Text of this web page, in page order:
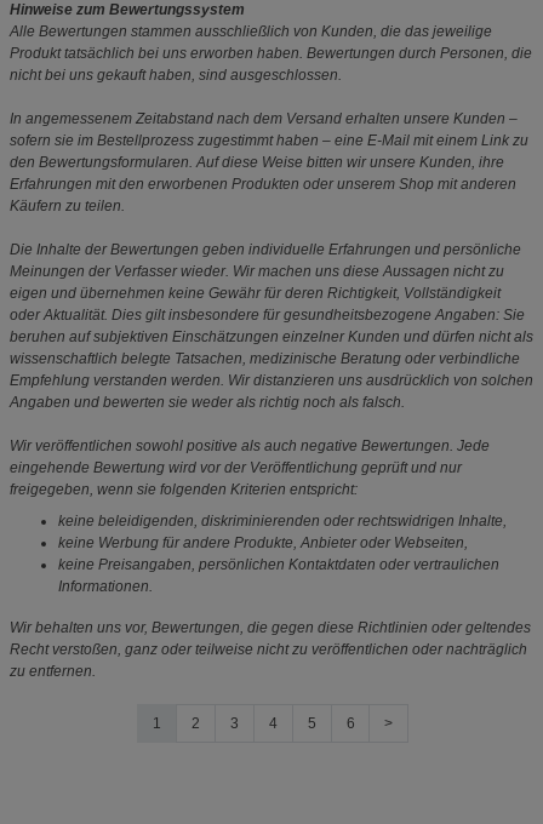
Hinweise zum Bewertungssystem
Alle Bewertungen stammen ausschließlich von Kunden, die das jeweilige
Produkt tatsächlich bei uns erworben haben. Bewertungen durch Personen, die
nicht bei uns gekauft haben, sind ausgeschlossen.
In angemessenem Zeitabstand nach dem Versand erhalten unsere Kunden –
sofern sie im Bestellprozess zugestimmt haben – eine E-Mail mit einem Link zu
den Bewertungsformularen. Auf diese Weise bitten wir unsere Kunden, ihre
Erfahrungen mit den erworbenen Produkten oder unserem Shop mit anderen
Käufern zu teilen.
Die Inhalte der Bewertungen geben individuelle Erfahrungen und persönliche
Meinungen der Verfasser wieder. Wir machen uns diese Aussagen nicht zu
eigen und übernehmen keine Gewähr für deren Richtigkeit, Vollständigkeit
oder Aktualität. Dies gilt insbesondere für gesundheitsbezogene Angaben: Sie
beruhen auf subjektiven Einschätzungen einzelner Kunden und dürfen nicht als
wissenschaftlich belegte Tatsachen, medizinische Beratung oder verbindliche
Empfehlung verstanden werden. Wir distanzieren uns ausdrücklich von solchen
Angaben und bewerten sie weder als richtig noch als falsch.
Wir veröffentlichen sowohl positive als auch negative Bewertungen. Jede
eingehende Bewertung wird vor der Veröffentlichung geprüft und nur
freigegeben, wenn sie folgenden Kriterien entspricht:
keine beleidigenden, diskriminierenden oder rechtswidrigen Inhalte,
keine Werbung für andere Produkte, Anbieter oder Webseiten,
keine Preisangaben, persönlichen Kontaktdaten oder vertraulichen
Informationen.
Wir behalten uns vor, Bewertungen, die gegen diese Richtlinien oder geltendes
Recht verstoßen, ganz oder teilweise nicht zu veröffentlichen oder nachträglich
zu entfernen.
1 2 3 4 5 6 >